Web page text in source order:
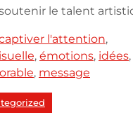
le talent
l'attention,
, émotions, idées,
, message